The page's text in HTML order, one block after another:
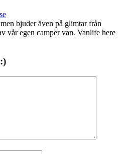
bjuder även på glimtar från
vår egen camper van. Vanlife here